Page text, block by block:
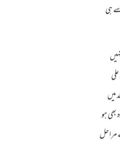
ہی
ہو
مراحل